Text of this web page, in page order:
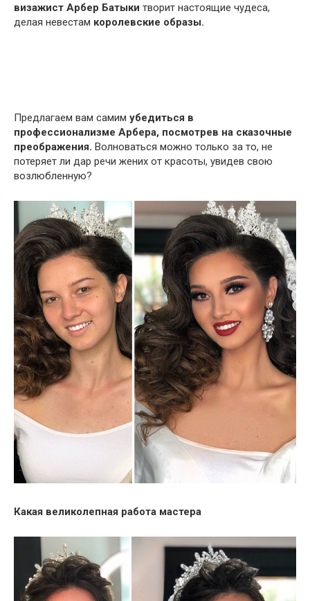
визажист Арбер Батыки творит настоящие чудеса,
делая невестам королевские образы.
Предлагаем вам самим убедиться в
профессионализме Арбера, посмотрев на сказочные
преображения. Волноваться можно только за то, не
потеряет ли дар речи жених от красоты, увидев свою
возлюбленную?
Какая великолепная работа мастера